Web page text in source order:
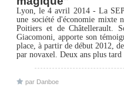
Lyon, le 4 avril 2014 - La
une société d'économie mixte
Poitiers et de Châtellerault.
Giacomoni, apporte son
place, à partir de début 2012,
par novaxel. Deux ans plus
par Danboe